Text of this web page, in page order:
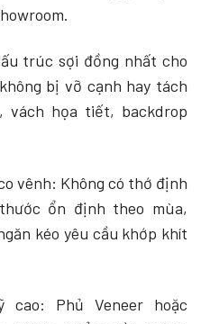
trúc sợi đồng nhất cho
bị vỡ cạnh hay tách
vách họa tiết, backdrop
vênh: Không có thớ định
ổn định theo mùa,
kéo yêu cầu khớp khít
Phủ Veneer hoặc